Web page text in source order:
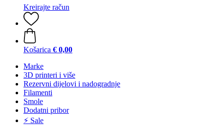
Kreirajte račun
Košarica € 0,00
Marke
3D printeri i više
Rezervni dijelovi i nadogradnje
Filamenti
Smole
Dodatni pribor
⚡ Sale